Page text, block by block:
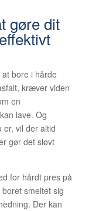
gøre dit
bore i hårde
kræver viden
en
lave. Og
vil der altid
gør det sløvt
for hårdt pres på
smeltet sig
Der kan